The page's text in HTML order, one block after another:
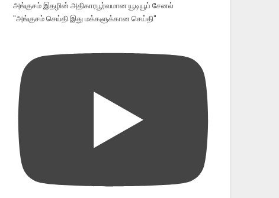
அங்குசம் இதழின் அதிகாரபூர்வமான யூடியூப் சேனல்
"அங்குசம் செய்தி இது மக்களுக்கான செய்தி"